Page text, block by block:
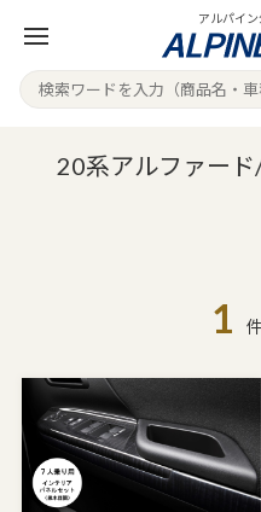
アルパイ
20系アルファー
1